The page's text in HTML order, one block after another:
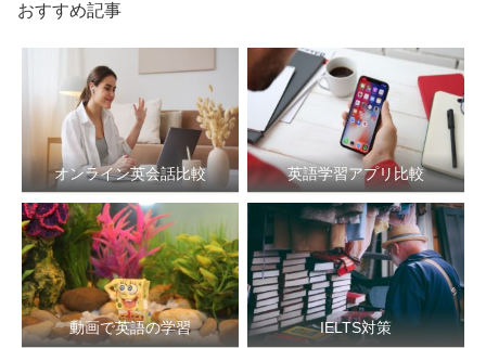
おすすめ記事
オンライン英会話比較 英語学習アプリ比較
動画で英語の学習 IELTS対策